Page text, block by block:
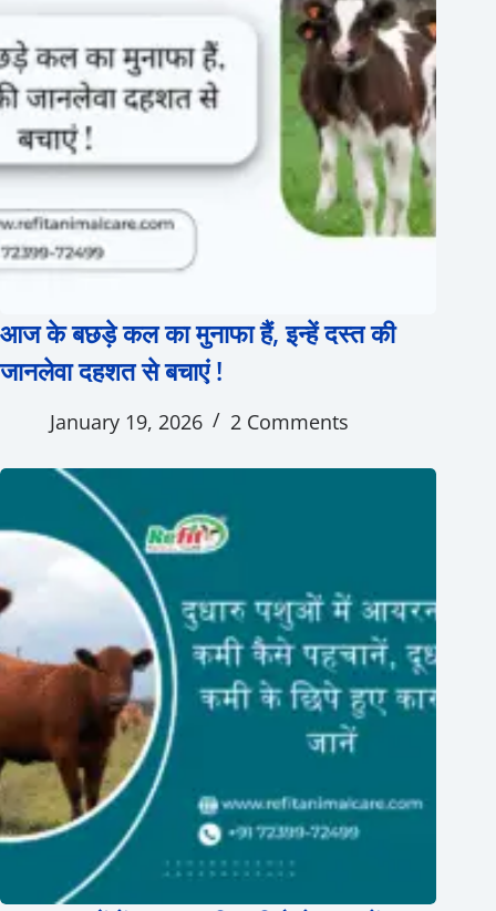
आज के बछड़े कल का मुनाफा हैं, इन्हें दस्त की
जानलेवा दहशत से बचाएं !
January 19, 2026 2 Comments